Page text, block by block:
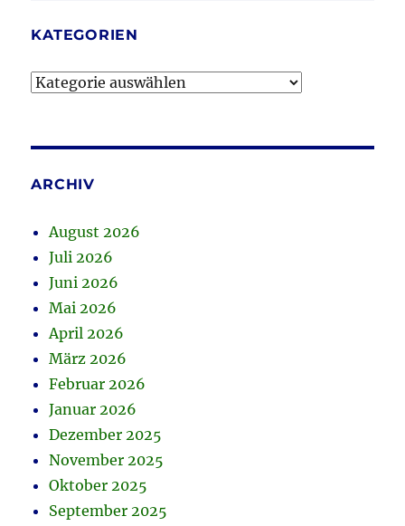
KATEGORIEN
Kategorien
ARCHIV
August 2026
Juli 2026
Juni 2026
Mai 2026
April 2026
März 2026
Februar 2026
Januar 2026
Dezember 2025
November 2025
Oktober 2025
September 2025